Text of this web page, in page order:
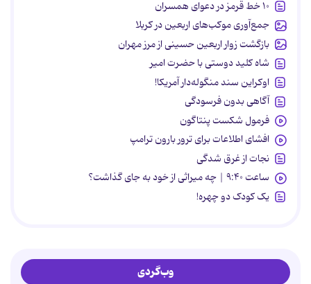
۱۰ خط قرمز در دعوای همسران
جمع‌آوری موکب‌های اربعین در کربلا
بازگشت زوار اربعین حسینی از مرز مهران
شاه کلید دوستی با حضرت امیر
اوکراین سند منگوله‌دار آمریکا!
آگاهی بدون فرسودگی
فرمول شکست پنتاگون
افشای اطلاعات برای ترور بارون ترامپ
نجات از غرق شدگی
ساعت ۹:۴۰ | چه میراثی از خود به جای گذاشت؟
یک کودک دو چهره!
وب‌گردی